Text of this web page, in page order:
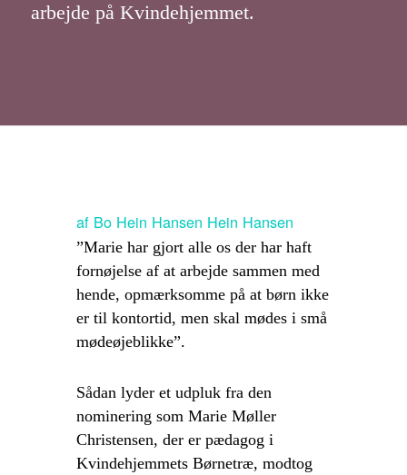
arbejde på Kvindehjemmet.
af Bo Hein Hansen Hein Hansen
”Marie har gjort alle os der har haft
fornøjelse af at arbejde sammen med
hende, opmærksomme på at børn ikke
er til kontortid, men skal mødes i små
mødeøjeblikke”.
Sådan lyder et udpluk fra den
nominering som Marie Møller
Christensen, der er pædagog i
Kvindehjemmets Børnetræ, modtog